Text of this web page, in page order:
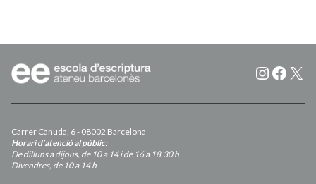
X
Carrer Canuda, 6 - 08002 Barcelona
Horari d’atenció al públic:
De dilluns a dijous, de 10 a 14 i de 16 a 18.30 h
Divendres, de 10 a 14 h